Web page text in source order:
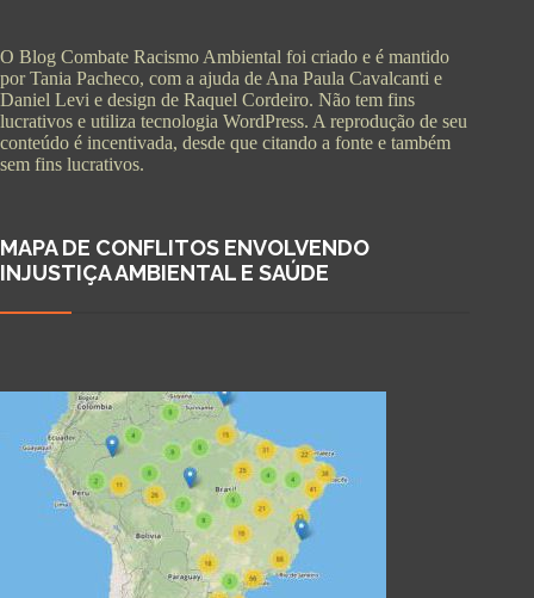
O Blog Combate Racismo Ambiental foi criado e é mantido
por Tania Pacheco, com a ajuda de Ana Paula Cavalcanti e
Daniel Levi e design de Raquel Cordeiro. Não tem fins
lucrativos e utiliza tecnologia WordPress. A reprodução de seu
conteúdo é incentivada, desde que citando a fonte e também
sem fins lucrativos.
MAPA DE CONFLITOS ENVOLVENDO
INJUSTIÇA AMBIENTAL E SAÚDE